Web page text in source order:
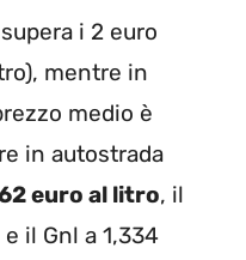
i 2 euro
mentre in
medio è
in autostrada
euro al litro, il
il Gnl a 1,334